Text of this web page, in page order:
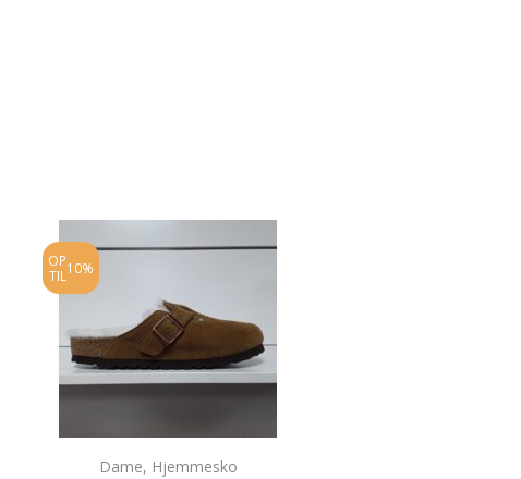
OP
TIL 10%
Dame, Hjemmesko